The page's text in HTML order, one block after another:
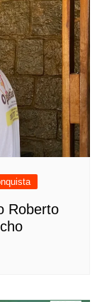
Roberto